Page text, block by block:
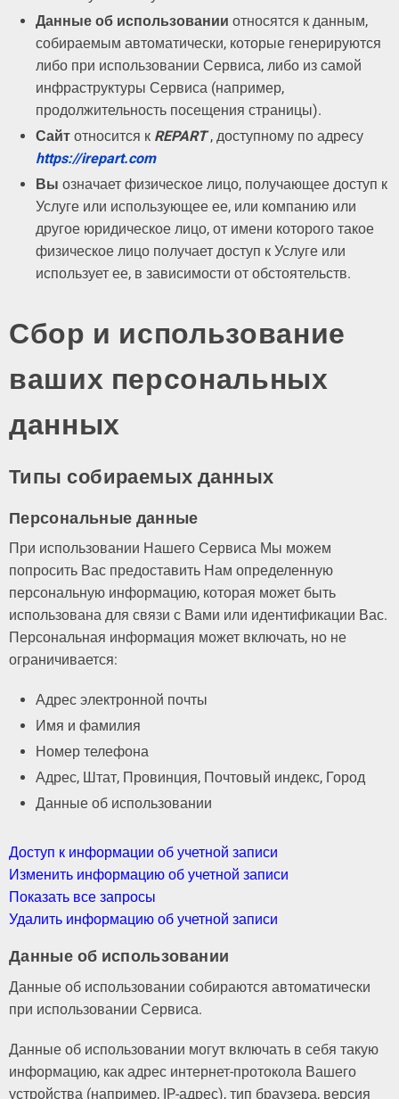
Данные об использовании относятся к данным,
собираемым автоматически, которые генерируются
либо при использовании Сервиса, либо из самой
инфраструктуры Сервиса (например,
продолжительность посещения страницы).
Сайт относится к REPART, доступному по адресу
https://irepart.com
Вы означает физическое лицо, получающее доступ к
Услуге или использующее ее, или компанию или
другое юридическое лицо, от имени которого такое
физическое лицо получает доступ к Услуге или
использует ее, в зависимости от обстоятельств.
Сбор и использование
ваших персональных
данных
Типы собираемых данных
Персональные данные
При использовании Нашего Сервиса Мы можем
попросить Вас предоставить Нам определенную
персональную информацию, которая может быть
использована для связи с Вами или идентификации Вас.
Персональная информация может включать, но не
ограничивается:
Адрес электронной почты
Имя и фамилия
Номер телефона
Адрес, Штат, Провинция, Почтовый индекс, Город
Данные об использовании
Доступ к информации об учетной записи
Изменить информацию об учетной записи
Показать все запросы
Удалить информацию об учетной записи
Данные об использовании
Данные об использовании собираются автоматически
при использовании Сервиса.
Данные об использовании могут включать в себя такую ​​
информацию, как адрес интернет-протокола Вашего
устройства (например, IP-адрес), тип браузера, версия